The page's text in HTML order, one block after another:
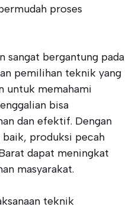
proses
sangat bergantung pada
pemilihan teknik yang
untuk memahami
bisa
dan efektif. Dengan
produksi pecah
dapat meningkat
masyarakat.
teknik